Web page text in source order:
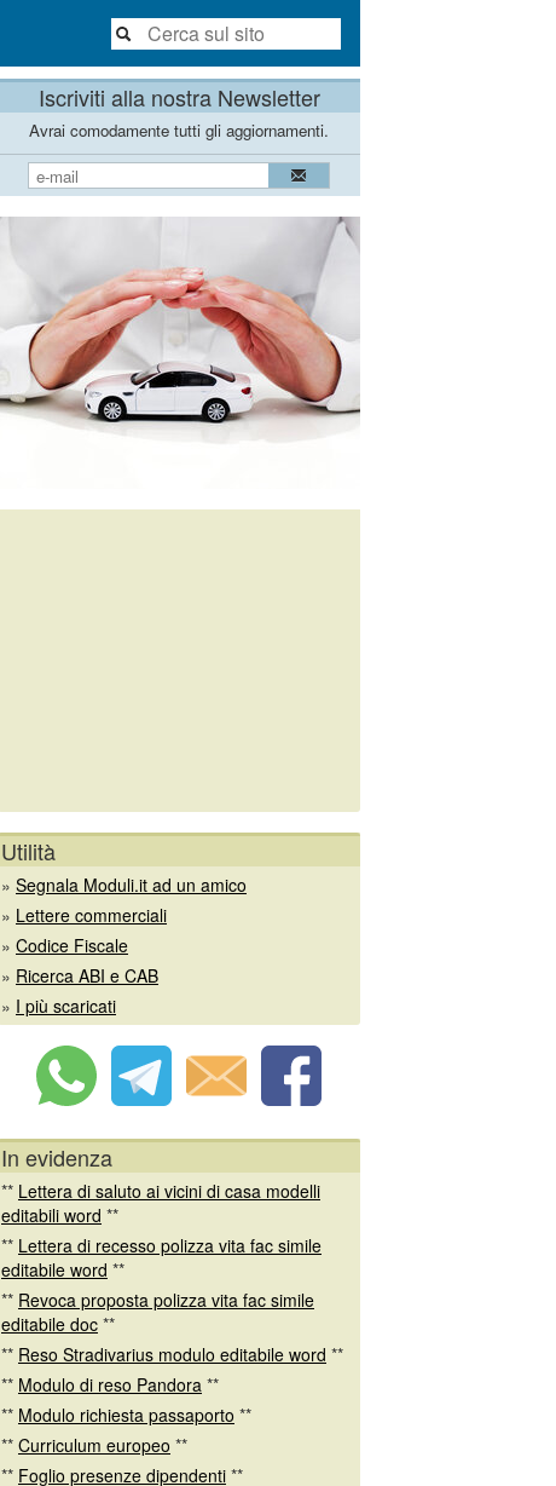
Iscriviti alla nostra Newsletter
Avrai comodamente tutti gli aggiornamenti.
Utilità
» Segnala Moduli.it ad un amico
» Lettere commerciali
» Codice Fiscale
» Ricerca ABI e CAB
» I più scaricati
In evidenza
** Lettera di saluto ai vicini di casa modelli
editabili word **
** Lettera di recesso polizza vita fac simile
editabile word **
** Revoca proposta polizza vita fac simile
editabile doc **
** Reso Stradivarius modulo editabile word **
** Modulo di reso Pandora **
** Modulo richiesta passaporto **
** Curriculum europeo **
** Foglio presenze dipendenti **